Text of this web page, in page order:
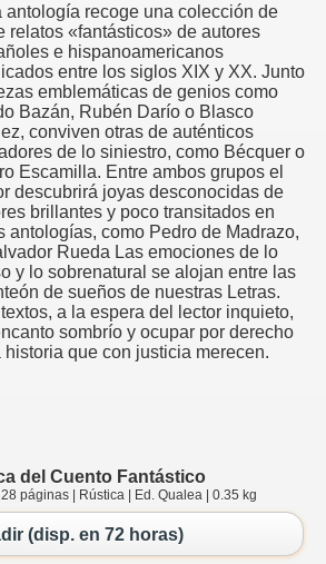
antología recoge una colección de
relatos «fantásticos» de autores
e hispanoamericanos
entre los siglos XIX y XX. Junto
emblemáticas de genios como
Bazán, Rubén Darío o Blasco
conviven otras de auténticos
de lo siniestro, como Bécquer o
Escamilla. Entre ambos grupos el
descubrirá joyas desconocidas de
brillantes y poco transitados en
antologías, como Pedro de Madrazo,
Rueda Las emociones de lo
y lo sobrenatural se alojan entre las
de sueños de nuestras Letras.
a la espera del lector inquieto,
sombrío y ocupar por derecho
que con justicia merecen.
del Cuento Fantástico
páginas | Rústica | Ed. Qualea | 0.35 kg
(disp. en 72 horas)